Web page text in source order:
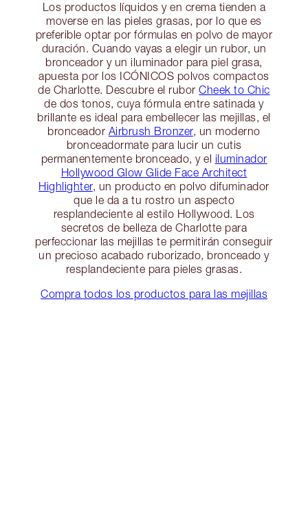
Los productos líquidos y en crema tienden a
moverse en las pieles grasas, por lo que es
preferible optar por fórmulas en polvo de mayor
duración. Cuando vayas a elegir un rubor, un
bronceador y un iluminador para piel grasa,
apuesta por los ICÓNICOS polvos compactos
de Charlotte. Descubre el ruborCheek to Chic
de dos tonos, cuya fórmula entre satinada y
brillante es ideal para embellecer las mejillas, el
bronceador Airbrush Bronzer, un moderno
bronceadormate para lucir un cutis
permanentemente bronceado, y el iluminador
Hollywood Glow Glide Face Architect
Highlighter, un producto en polvo difuminador
que le da a tu rostro un aspecto
resplandeciente al estilo Hollywood. Los
secretos de belleza de Charlotte para
perfeccionar las mejillas te permitirán conseguir
un precioso acabado ruborizado, bronceado y
resplandeciente para pieles grasas.
Compra todos los productos para las mejillas